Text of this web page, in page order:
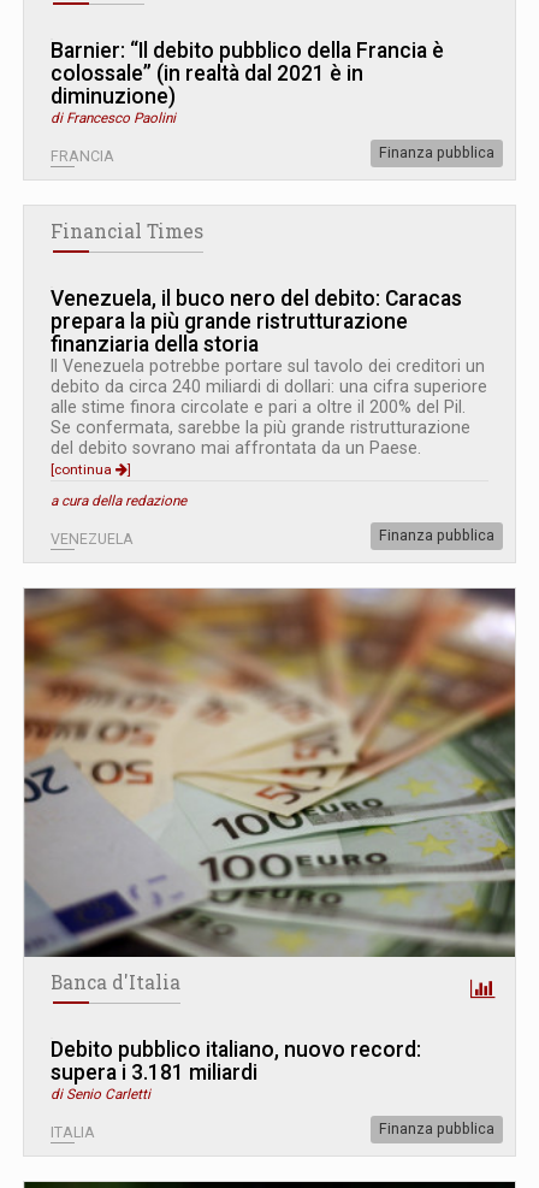
Barnier: “Il debito pubblico della Francia è
colossale” (in realtà dal 2021 è in
diminuzione)
di Francesco Paolini
FRANCIA Finanza pubblica
Financial Times
Venezuela, il buco nero del debito: Caracas
prepara la più grande ristrutturazione
finanziaria della storia
Il Venezuela potrebbe portare sul tavolo dei creditori un
debito da circa 240 miliardi di dollari: una cifra superiore
alle stime finora circolate e pari a oltre il 200% del Pil.
Se confermata, sarebbe la più grande ristrutturazione
del debito sovrano mai affrontata da un Paese.
[continua
]
a cura della redazione
VENEZUELA Finanza pubblica
Banca d'Italia
Debito pubblico italiano, nuovo record:
supera i 3.181 miliardi
di Senio Carletti
ITALIA Finanza pubblica